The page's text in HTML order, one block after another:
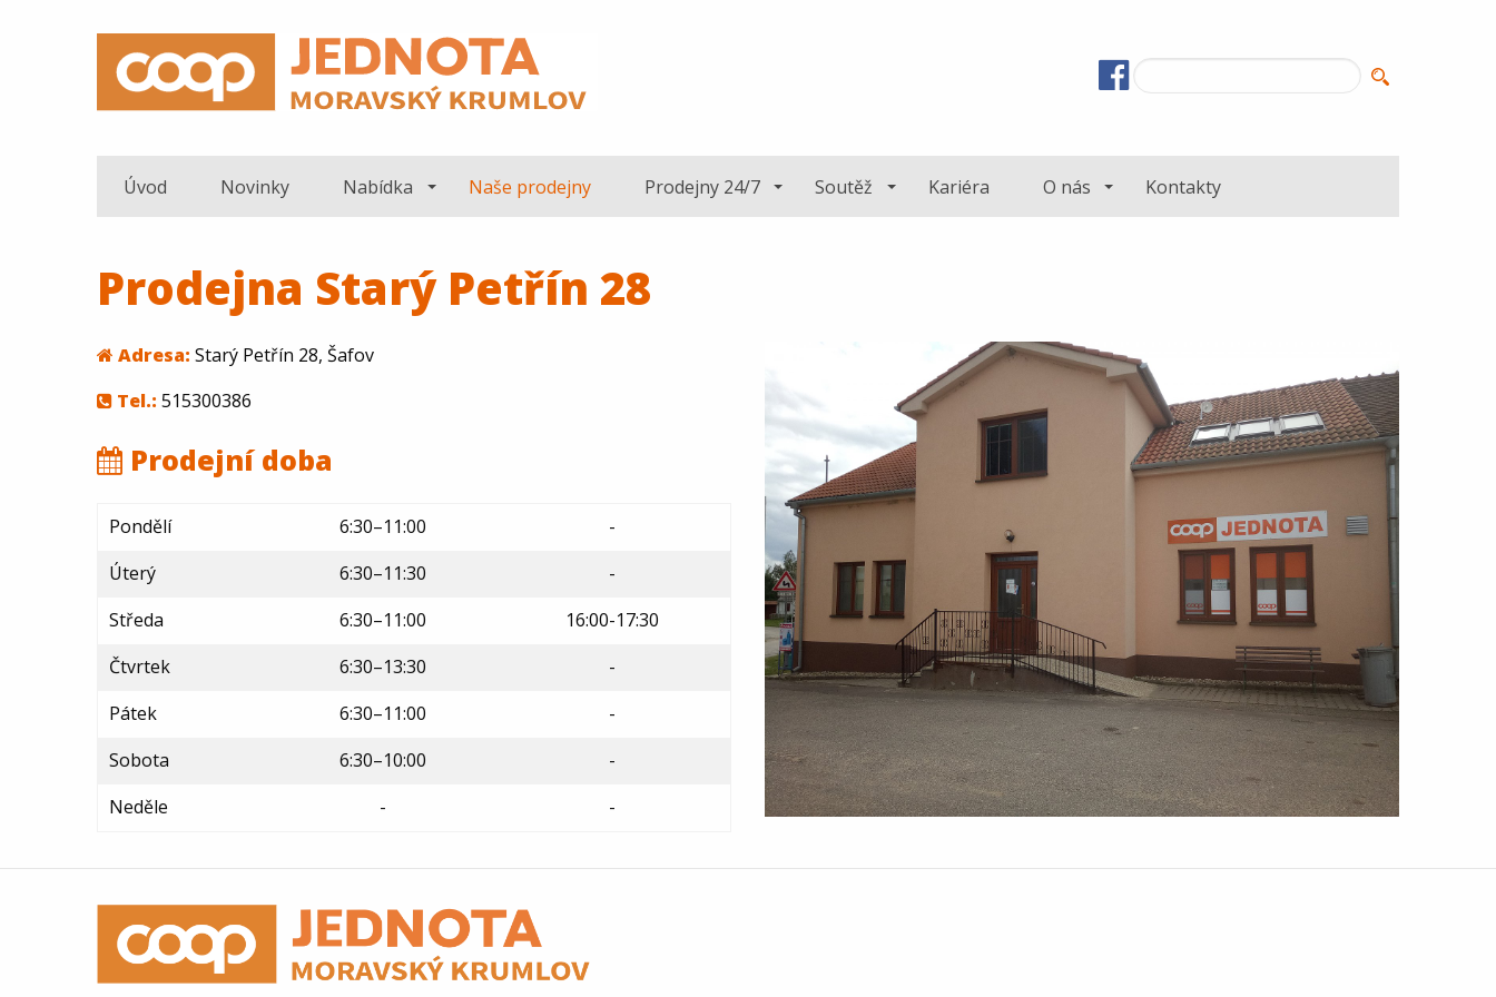
Úvod Novinky Nabídka Naše prodejny Prodejny 24/7 Soutěž Kariéra O nás Kontakty
Prodejna Starý Petřín 28
Adresa: Starý Petřín 28, Šafov
Tel.: 515300386
Prodejní doba
Pondělí 6:30–11:00
-
Úterý
6:30–11:30
-
Středa
6:30–11:00
16:00-17:30
Čtvrtek
6:30–13:30
-
Pátek
6:30–11:00
-
Sobota
6:30–10:00
-
Neděle
- -